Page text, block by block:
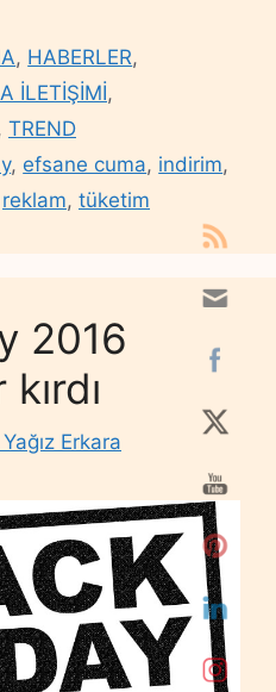
, HABERLER,
İLETİŞİMİ,
TREND
, efsane cuma, indirim,
reklam, tüketim
2016
Erkara